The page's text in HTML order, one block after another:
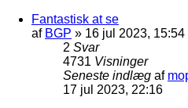
Fantastisk at se
af BGP » 16 jul 2023, 15:54
2 Svar
4731 Visninger
Seneste indlæg af
17 jul 2023, 22:16